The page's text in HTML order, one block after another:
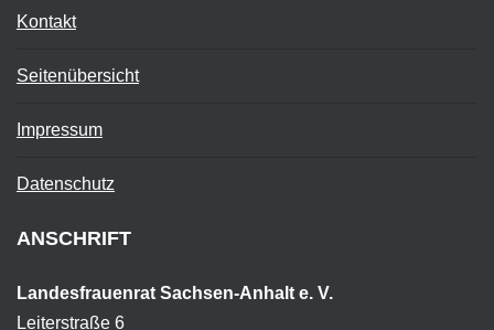
Kontakt
Seitenübersicht
Impressum
Datenschutz
ANSCHRIFT
Landesfrauenrat Sachsen-Anhalt e. V.
Leiterstraße 6